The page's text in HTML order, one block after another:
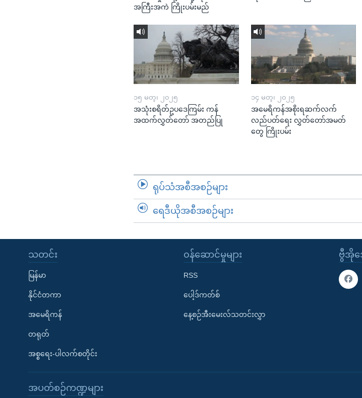
အကြီးအကဲ ကြိုးပမ်းမည်
၁၅ မတ္၊ ၂၀၂၅
အသုံးစရိတ်ဥပဒေကြမ်း ကန်
အထက်လွှတ်တော် အတည်ပြု
၁၄ မတ္၊ ၂၀၂၅
အမေရိကန်အစိုးရဆက်လက်
လည်ပတ်ရေး လွှတ်တော်အမတ်
တွေ ကြိုးပမ်း
ရုပ်သံအစီအစဉ်များ
ရေဒီယိုအစီအစဉ်များ
ဗွီအိုအ
သတင်း
မြန်မာ
နိုင်ငံတကာ
အမေရိကန်
တရုတ်
အစ္စရေး-ပါလက်စတိုင်း
၀န်ဆောင်မှုများ
RSS
ပေါ့ဒ်ကတ်စ်
နေ့စဉ်အီးမေးလ်သတင်းလွှာ
အပတ်စဉ်ကဏ္ဍများ